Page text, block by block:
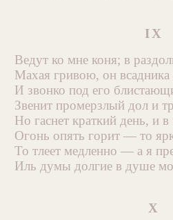
IX
Ведут ко мне коня; в
Махая гривою, он всадника
И звонко под его
Звенит промерзлый дол и
Но гаснет краткий день, и
Огонь опять горит — то
То тлеет медленно — а я
Иль думы долгие в душе
X